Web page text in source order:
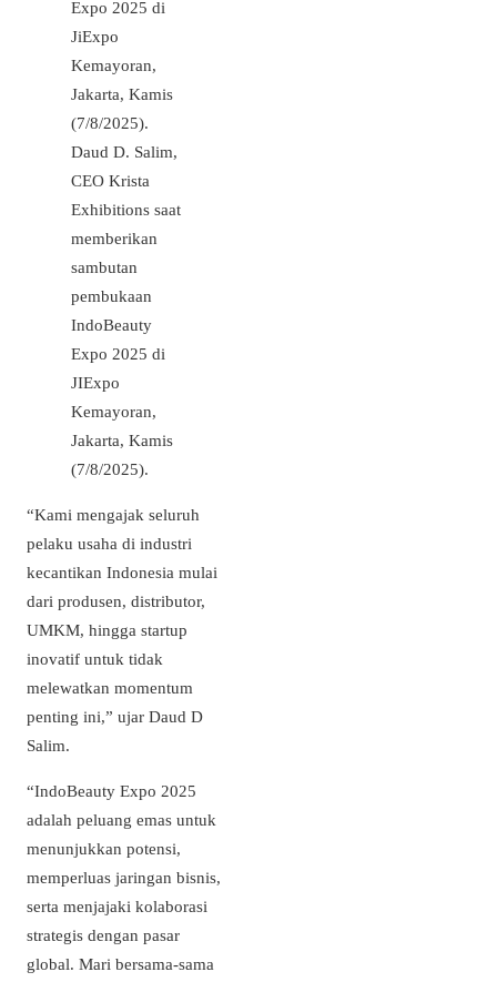
Daud D. Salim,
CEO Krista
Exhibitions saat
memberikan
sambutan
pembukaan
IndoBeauty
Expo 2025 di
JIExpo
Kemayoran,
Jakarta, Kamis
(7/8/2025).
“Kami mengajak seluruh
pelaku usaha di industri
kecantikan Indonesia mulai
dari produsen, distributor,
UMKM, hingga startup
inovatif untuk tidak
melewatkan momentum
penting ini,” ujar Daud D
Salim.
“IndoBeauty Expo 2025
adalah peluang emas untuk
menunjukkan potensi,
memperluas jaringan bisnis,
serta menjajaki kolaborasi
strategis dengan pasar
global. Mari bersama-sama